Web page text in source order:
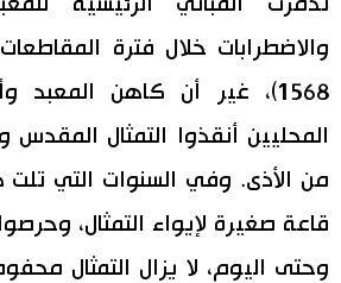
1568)، غير أن كاهن المعبد
المحليين أنقذوا التمثال
من الأذى. وفي السنوات التي تلت
قاعة صغيرة لإيواء التمثال،
وحتى اليوم، لا يزال التمثال